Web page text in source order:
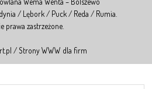
Gdynia / Lębork / Puck / Reda / Rumia.